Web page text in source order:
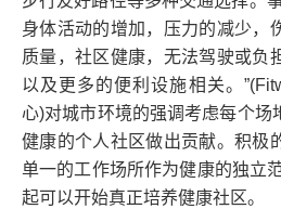
身体活动的增加，压力的减少，
质量，社区健康，无法驾驶或负
以及更多的便利设施相关。
心)对城市环境的强调考虑每个场
健康的个人社区做出贡献。积极
单一的工作场所作为健康的独立
起可以开始真正培养健康社区。